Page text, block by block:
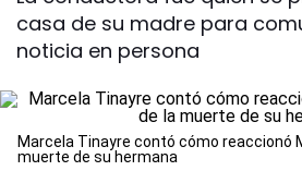
casa de su madre para
noticia en persona
Marcela Tinayre contó cómo reaccionó
muerte de su hermana